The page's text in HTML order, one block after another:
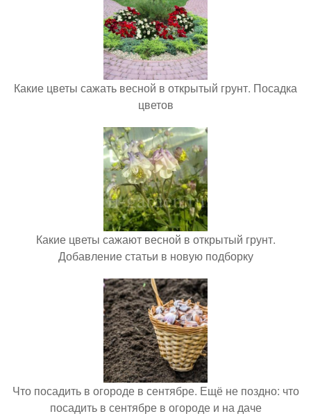
Какие цветы сажать весной в открытый грунт. Посадка
цветов
Какие цветы сажают весной в открытый грунт.
Добавление статьи в новую подборку
Что посадить в огороде в сентябре. Ещё не поздно: что
посадить в сентябре в огороде и на даче